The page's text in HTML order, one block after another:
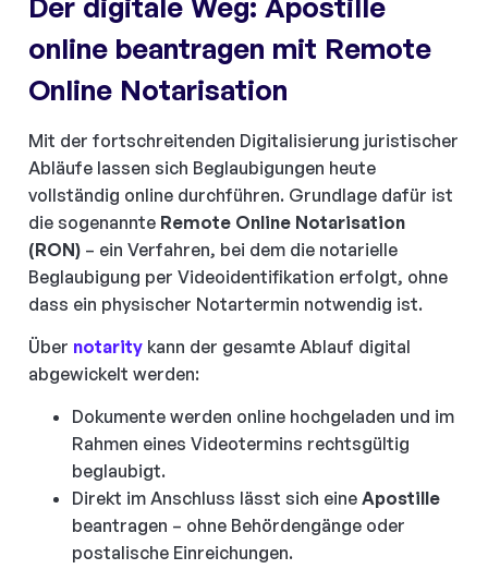
online beantragen mit Remote
Online Notarisation
Mit der fortschreitenden Digitalisierung juristischer
Abläufe lassen sich Beglaubigungen heute
vollständig online durchführen. Grundlage dafür ist
die sogenannte Remote Online Notarisation
(RON) – ein Verfahren, bei dem die notarielle
Beglaubigung per Videoidentifikation erfolgt, ohne
dass ein physischer Notartermin notwendig ist.
Über notarity kann der gesamte Ablauf digital
abgewickelt werden:
Dokumente werden online hochgeladen und im
Rahmen eines Videotermins rechtsgültig
beglaubigt.
Direkt im Anschluss lässt sich eine Apostille
beantragen – ohne Behördengänge oder
postalische Einreichungen.